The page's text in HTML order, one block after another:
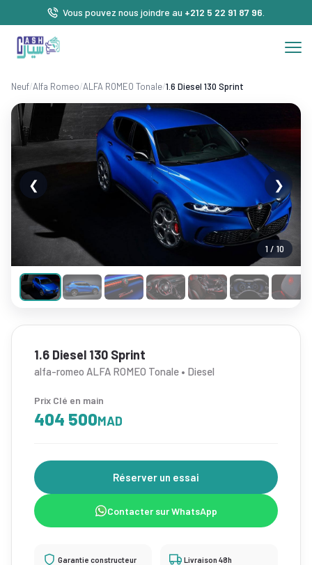
Vous pouvez nous joindre au +212 5 22 91 87 96
Neuf/Alfa Romeo/ALFA ROMEO Tonale/1.6 Diesel 130 Sprint
1 / 10
❮ ❯
1.6 Diesel 130 Sprint
alfa-romeo ALFA ROMEO Tonale • Diesel
Prix Clé en main
404 500MAD
Réserver un essai
Contacter sur WhatsApp
Garantie constructeur Livraison 48h